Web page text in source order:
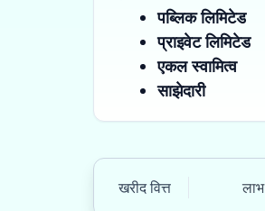
पब्लिक लिमिटेड
प्राइवेट लिमिटेड
एकल स्वामित्व
साझेदारी
खरीद वित्त लाभ